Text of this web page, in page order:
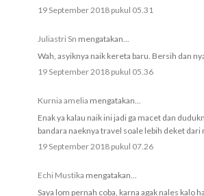
19 September 2018 pukul 05.31
Juliastri Sn mengatakan...
Wah, asyiknya naik kereta baru. Bersih dan
19 September 2018 pukul 05.36
Kurnia amelia mengatakan...
Enak ya kalau naik ini jadi ga macet dan
bandara naeknya travel soale lebih deket dari
19 September 2018 pukul 07.26
Echi Mustika mengatakan...
Saya lom pernah coba, karna agak nales kalo